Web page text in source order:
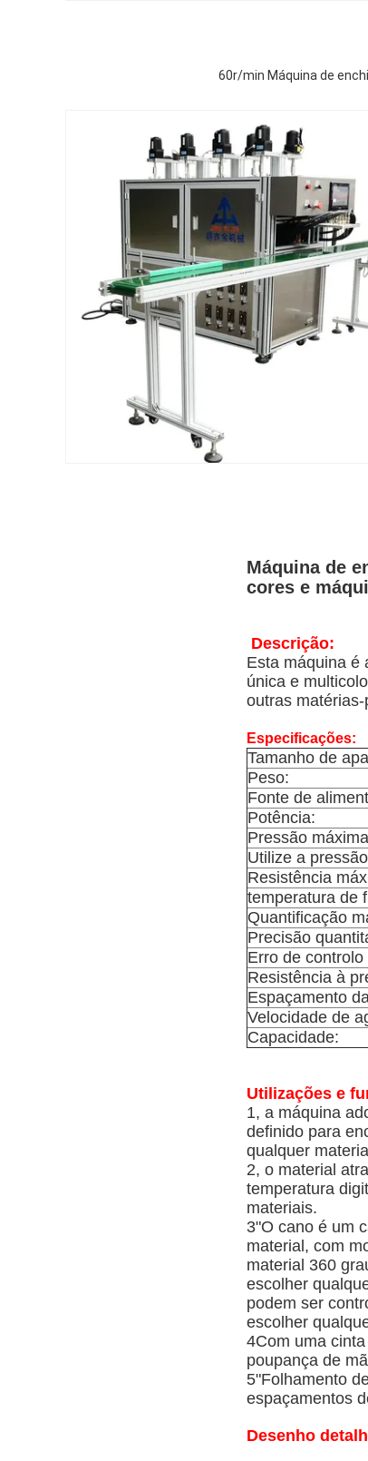
60r/min Máquina de
Máquina de
cores e
Descrição:
Esta máquina é
única e
outras
Especificações:
Tamanho de
Peso:
Fonte de
Potência:
Pressão
Utilize a
Resistência
temperatura de
Quantificação
Precisão
Erro de
Resistência à
Espaçamento
Velocidade de
Capacidade:
Utilizações e
1, a máquina
definido para
qualquer
2, o material
temperatura
materiais.
3"O cano é um
material, com
material 360
escolher
podem ser
escolher
4Com uma
poupança de
5"Folhamento
espaçamentos
Desenho